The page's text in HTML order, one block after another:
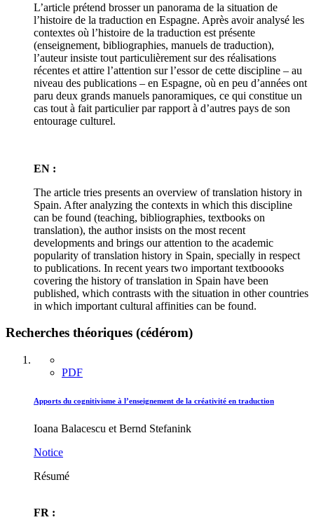
L’article prétend brosser un panorama de la situation de
l’histoire de la traduction en Espagne. Après avoir analysé les
contextes où l’histoire de la traduction est présente
(enseignement, bibliographies, manuels de traduction),
l’auteur insiste tout particulièrement sur des réalisations
récentes et attire l’attention sur l’essor de cette discipline – au
niveau des publications – en Espagne, où en peu d’années ont
paru deux grands manuels panoramiques, ce qui constitue un
cas tout à fait particulier par rapport à d’autres pays de son
entourage culturel.
EN :
The article tries presents an overview of translation history in
Spain. After analyzing the contexts in which this discipline
can be found (teaching, bibliographies, textbooks on
translation), the author insists on the most recent
developments and brings our attention to the academic
popularity of translation history in Spain, specially in respect
to publications. In recent years two important textboooks
covering the history of translation in Spain have been
published, which contrasts with the situation in other countries
in which important cultural affinities can be found.
Recherches théoriques (cédérom)
PDF
Apports du cognitivisme à l’enseignement de la créativité en traduction
Ioana Balacescu et Bernd Stefanink
Notice
Résumé
FR :